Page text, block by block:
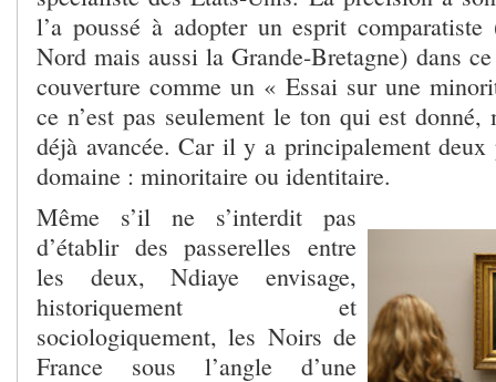
l’a poussé à adopter un esprit comparatiste
Nord mais aussi la Grande-Bretagne) dans
couverture comme un « Essai sur une
ce n’est pas seulement le ton qui est
déjà avancée. Car il y a principalement deux
domaine : minoritaire ou identitaire.
Même s’il ne s’interdit pas
d’établir des passerelles entre
les deux, Ndiaye envisage,
historiquement et
sociologiquement, les Noirs de
France sous l’angle d’une